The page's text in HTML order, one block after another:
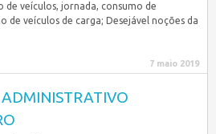
veículos, jornada, consumo de
de veículos de carga; Desejável noções da
7 maio 2019
ADMINISTRATIVO